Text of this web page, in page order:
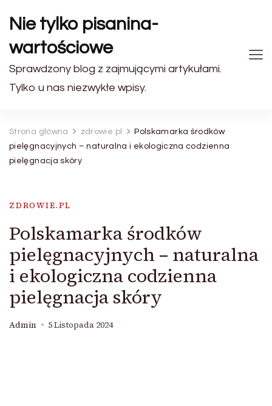
Nie tylko pisanina-
wartościowe
Sprawdzony blog z zajmującymi artykułami.
Tylko u nas niezwykłe wpisy.
Strona główna zdrowie.pl
Polskamarka środków
pielęgnacyjnych – naturalna i ekologiczna codzienna
pielęgnacja skóry
ZDROWIE.PL
Polskamarka środków
pielęgnacyjnych – naturalna
i ekologiczna codzienna
pielęgnacja skóry
Admin 5 Listopada 2024